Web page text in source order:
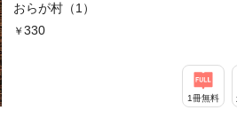
おらが村（1）
330
1冊無料